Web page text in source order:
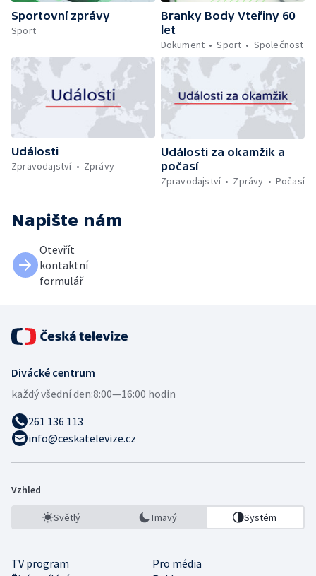
Sportovní zprávy
Sport
Branky Body Vteřiny 60
let
Dokument
Sport Společnost
Události
Zpravodajství
Zprávy
Události za okamžik a
počasí
Zpravodajství
Zprávy Počasí
Napište nám
Otevřít
kontaktní
formulář
Divácké centrum
každý všední den:8:00—16:00 hodin
261 136 113
info@ceskatelevize.cz
Vzhled
Světlý Tmavý Systém
TV program
Pro média